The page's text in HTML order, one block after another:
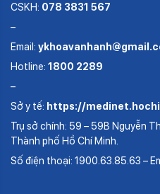
CSKH: 078 3831 567
–
Email:
Hotline: 1800 2289
–
Sở y tế: https://
Trụ sở chính: 59 – 59B Nguyễn
Thành phố Hồ Chí Minh.
Số điện thoại: 1900.63.85.63 –